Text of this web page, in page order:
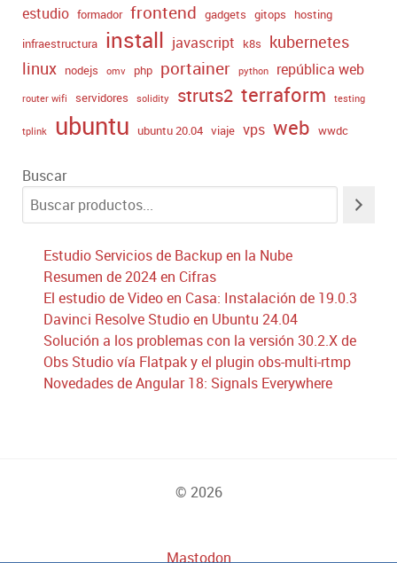
estudio formador frontend gadgets gitops
hosting
infraestructura install javascript k8s
kubernetes
linux nodejs omv php portainer python república web
router wifi servidores solidity struts2 terraform testing
tplink ubuntu ubuntu 20.04 viaje vps web wwdc
Buscar
Estudio Servicios de Backup en la Nube
Resumen de 2024 en Cifras
El estudio de Video en Casa: Instalación de 19.0.3
Davinci Resolve Studio en Ubuntu 24.04
Solución a los problemas con la versión 30.2.X de
Obs Studio vía Flatpak y el plugin obs-multi-rtmp
Novedades de Angular 18: Signals Everywhere
© 2026
Mastodon